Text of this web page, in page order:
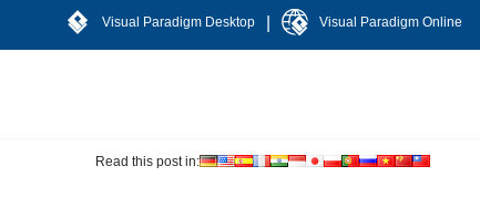
Visual Paradigm Desktop Visual Paradigm Online
Read this post in: